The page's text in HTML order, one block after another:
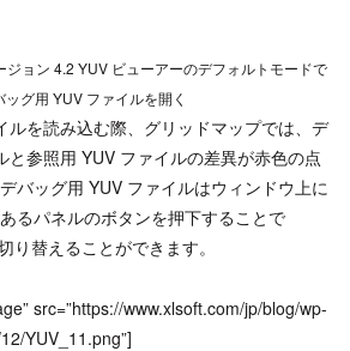
ョン 4.2 YUV ビューアーのデフォルトモードで
ッグ用 YUV ファイルを開く
ルを読み込む際、グリッドマップでは、デ
と参照用 YUV ファイルの差異が赤色の点
バッグ用 YUV ファイルはウィンドウ上に
るパネルのボタンを押下することで
り替えることができます。
src=”https://www.xlsoft.com/jp/blog/wp-
YUV_11.png”]